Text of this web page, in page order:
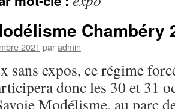
Chambéry
2021 paradmin
sans expos, ce régime
donc les 30 et 31
Modélisme, au parc